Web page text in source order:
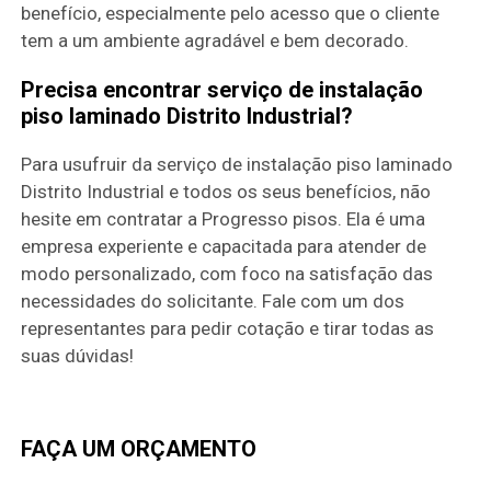
benefício, especialmente pelo acesso que o cliente
tem a um ambiente agradável e bem decorado.
Precisa encontrar serviço de instalação
piso laminado Distrito Industrial?
Para usufruir da serviço de instalação piso laminado
Distrito Industrial e todos os seus benefícios, não
hesite em contratar a Progresso pisos. Ela é uma
empresa experiente e capacitada para atender de
modo personalizado, com foco na satisfação das
necessidades do solicitante. Fale com um dos
representantes para pedir cotação e tirar todas as
suas dúvidas!
FAÇA UM ORÇAMENTO